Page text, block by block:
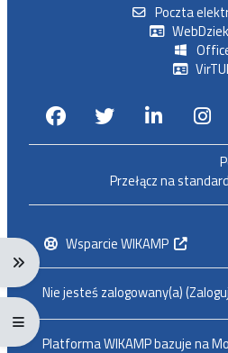
Rozwiń menu nawigacji: Ctrl + Alt + →
Rozwiń menu pełnoekranowe: Ctrl +
Poczta
FacebookTwitterLinkedin
Przełącz na
Wsparcie WIKAMP
Nie jesteś zalogowany(a) (
Platforma WIKAMP bazuje na